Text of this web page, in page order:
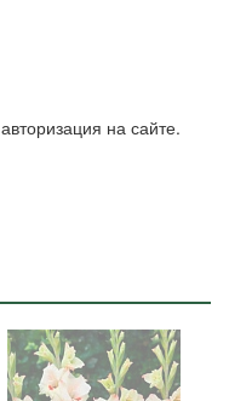
на сайте.